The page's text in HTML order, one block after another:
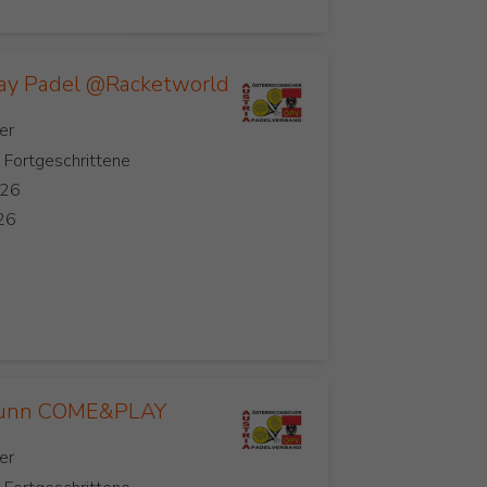
Padel @Racketworld
Fortgeschrittene
COME&PLAY